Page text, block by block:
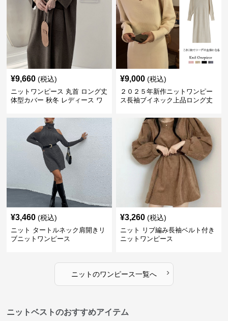
¥9,660 (税込)
ニットワンピース 丸首 ロング丈
体型カバー 秋冬 レディース ワ
¥9,000 (税込)
２０２５年新作ニットワンピー
ス長袖ブイネック上品ロング丈
¥3,460 (税込)
ニット タートルネック肩開きリ
ブニットワンピース
¥3,260 (税込)
ニット リブ編み長袖ベルト付き
ニットワンピース
ニットのワンピース一覧へ ›
ニットベストのおすすめアイテム